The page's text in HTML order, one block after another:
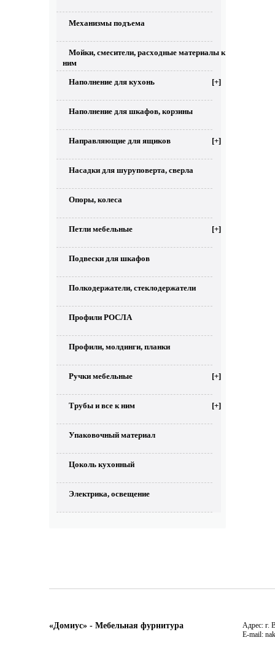
Механизмы подъема
Мойки, смесители, расходные материалы к
ним
Наполнение для кухонь [+]
Наполнение для шкафов, корзины
Направляющие для ящиков [+]
Насадки для шуруповерта, сверла
Опоры, колеса
Петли мебельные [+]
Подвески для шкафов
Полкодержатели, стеклодержатели
Профили РОСЛА
Профили, молдинги, планки
Ручки мебельные [+]
Трубы и все к ним [+]
Упаковочный материал
Цоколь кухонный
Электрика, освещение
«Домиус» - Мебельная фурнитура
Адрес: г.
E-mail: